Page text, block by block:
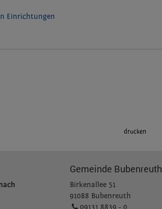
Einrichtungen
drucken
Gemeinde Bubenreuth
Birkenallee 51
91088 Bubenreuth